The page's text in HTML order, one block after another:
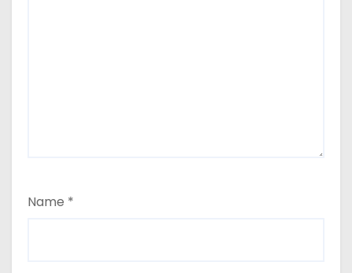
Name *